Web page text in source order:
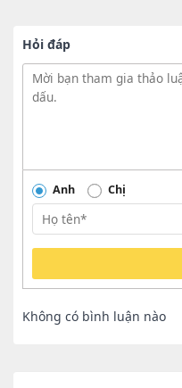
Hỏi đáp
Anh Chị
Không có bình luận nào